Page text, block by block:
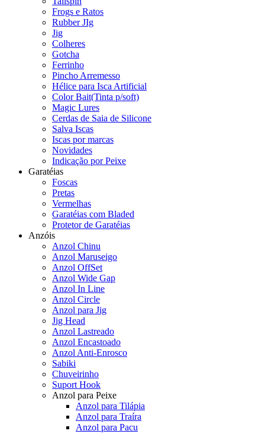
Frogs e Ratos
Rubber JIg
Jig
Colheres
Gotcha
Ferrinho
Pincho Arremesso
Hélice para Isca Artificial
Color Bait(Tinta p/soft)
Magic Lures
Cerdas de Saia de Silicone
Salva Iscas
Iscas por marcas
Novidades
Indicação por Peixe
Garatéias
Foscas
Pretas
Vermelhas
Garatéias com Bladed
Protetor de Garatéias
Anzóis
Anzol Chinu
Anzol Maruseigo
Anzol OffSet
Anzol Wide Gap
Anzol In Line
Anzol Circle
Anzol para Jig
Jig Head
Anzol Lastreado
Anzol Encastoado
Anzol Anti-Enrosco
Sabiki
Chuveirinho
Suport Hook
Anzol para Peixe
Anzol para Tilápia
Anzol para Traíra
Anzol para Pacu